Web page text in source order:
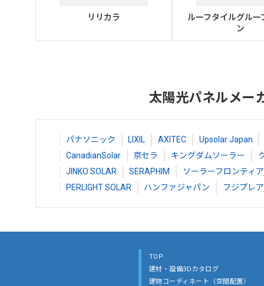
リリカラ
ルーフタイルグルー
ン
太陽光パネルメー
パナソニック LIXIL AXITEC
Upsolar Japan
CanadianSolar
京セラ キングダムソーラー
JINKO SOLAR
SERAPHIM
ソーラーフロンティア
PERLIGHT SOLAR
ハンファジャパン フジプレ
TOP
建材・設備3Dカタログ
建物コーディネート（空間配置）